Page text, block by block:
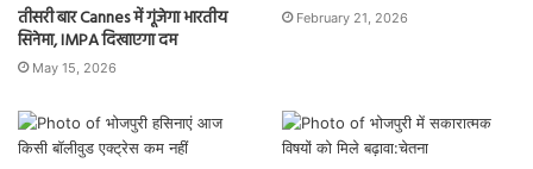
तीसरी बार Cannes में गूंजेगा भारतीय
सिनेमा, IMPA दिखाएगा दम
May 15, 2026
February 21, 2026